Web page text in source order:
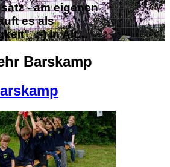
- am eigenen
es als
;-) In Alt…
Barskamp